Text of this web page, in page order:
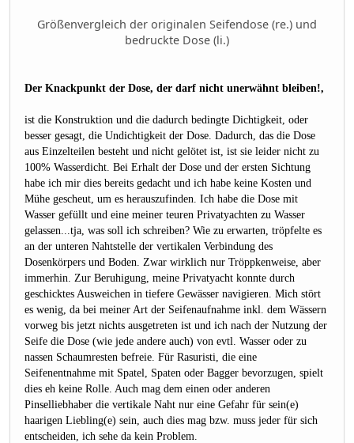
Größenvergleich der originalen Seifendose (re.) und
bedruckte Dose (li.)
Der Knackpunkt der Dose, der darf nicht unerwähnt bleiben!,
ist die Konstruktion und die dadurch bedingte Dichtigkeit, oder
besser gesagt, die Undichtigkeit der Dose. Dadurch, das die Dose
aus Einzelteilen besteht und nicht gelötet ist, ist sie leider nicht zu
100% Wasserdicht. Bei Erhalt der Dose und der ersten Sichtung
habe ich mir dies bereits gedacht und ich habe keine Kosten und
Mühe gescheut, um es herauszufinden. Ich habe die Dose mit
Wasser gefüllt und eine meiner teuren Privatyachten zu Wasser
gelassen...tja, was soll ich schreiben? Wie zu erwarten, tröpfelte es
an der unteren Nahtstelle der vertikalen Verbindung des
Dosenkörpers und Boden. Zwar wirklich nur Tröppkenweise, aber
immerhin. Zur Beruhigung, meine Privatyacht konnte durch
geschicktes Ausweichen in tiefere Gewässer navigieren. Mich stört
es wenig, da bei meiner Art der Seifenaufnahme inkl. dem Wässern
vorweg bis jetzt nichts ausgetreten ist und ich nach der Nutzung der
Seife die Dose (wie jede andere auch) von evtl. Wasser oder zu
nassen Schaumresten befreie. Für Rasuristi, die eine
Seifenentnahme mit Spatel, Spaten oder Bagger bevorzugen, spielt
dies eh keine Rolle. Auch mag dem einen oder anderen
Pinselliebhaber die vertikale Naht nur eine Gefahr für sein(e)
haarigen Liebling(e) sein, auch dies mag bzw. muss jeder für sich
entscheiden, ich sehe da kein Problem.